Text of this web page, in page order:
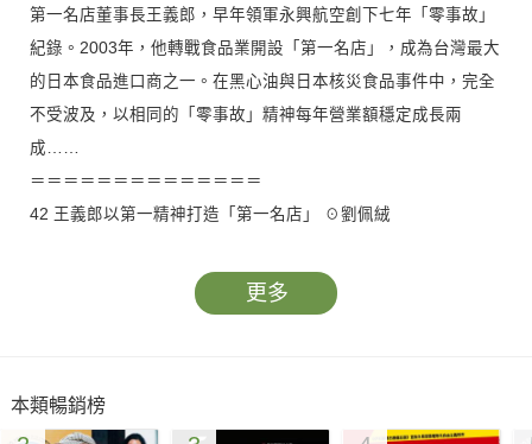
第一名店董事長王義郎，早年領軍永興航空創下七年「零事故」
紀錄。2003年，他轉戰食品業開設「第一名店」，成為台灣最大
的日本食品進口商之一。在黑心油與日本核災食品事件中，完全
不受波及，以相同的「零事故」精神每年營業額穩定成長兩
成……
＝＝＝＝＝＝＝＝＝＝＝＝＝＝
42 王義郎以第一精神打造「第一名店」 ☉劉佩絨
54 媲美鹿兒島豬肉 連錦樹以40年功力養出「天麴豬」 ⊙李唐峰
更多
本類暢銷榜